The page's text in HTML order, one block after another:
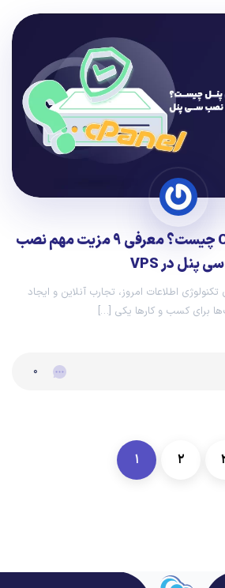
سرور مجازی Cpanel چیست؟ معرفی ۹ مزیت مهم نصب
سی پنل در VPS
اطلاعات امروز، تجارب آنلاین و ایجاد
برای کسب و کارها یکی […]
۰
۱ ۲